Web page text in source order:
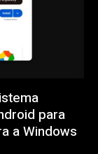
para
a Windows